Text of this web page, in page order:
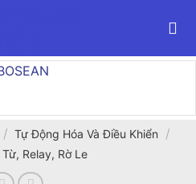
/ Tự Động Hóa Và Điều Khiển /
Relay, Rờ Le